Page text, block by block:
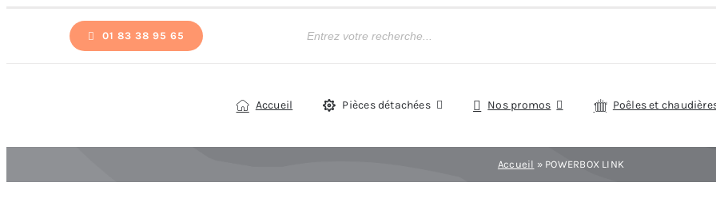
01 83 38 95 65
de
Accueil Pièces détachées Nos promos Poêles et
Accueil » POWERBOX LINK